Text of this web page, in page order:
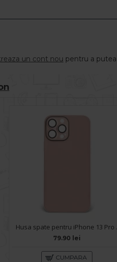
un cont nou pentru a
Husa
79.90 lei
CUMPARA